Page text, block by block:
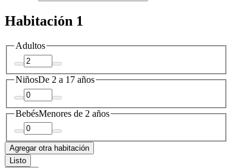
Habitación 1
Adultos
NiñosDe 2 a 17 años
BebésMenores de 2 años
Agregar otra habitación
Listo